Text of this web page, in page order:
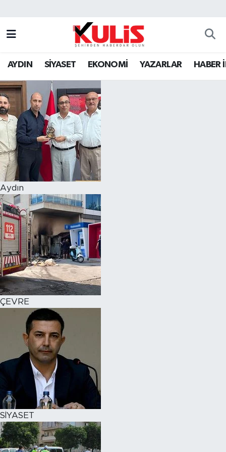
AYDIN SİYASET EKONOMİ YAZARLAR HABER
Aydın
ÇEVRE
SİYASET